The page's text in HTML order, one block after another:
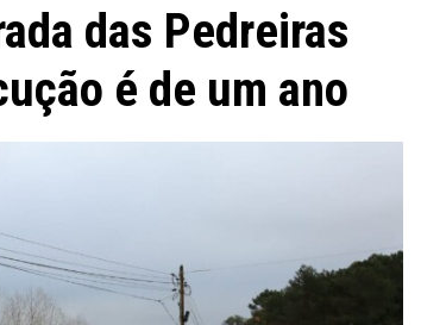
das Pedreiras
é de um ano